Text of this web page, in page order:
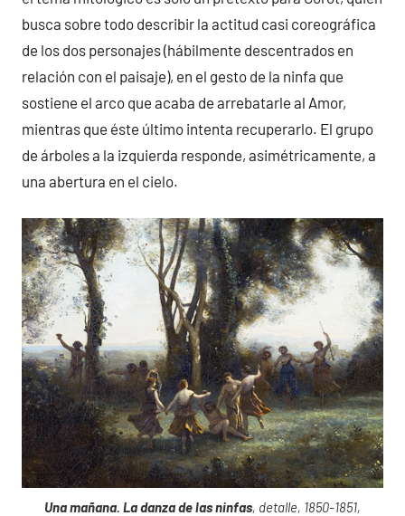
busca sobre todo describir la actitud casi coreográfica
de los dos personajes (hábilmente descentrados en
relación con el paisaje), en el gesto de la ninfa que
sostiene el arco que acaba de arrebatarle al Amor,
mientras que éste último intenta recuperarlo. El grupo
de árboles a la izquierda responde, asimétricamente, a
una abertura en el cielo.
Una mañana. La danza de las ninfas, detalle, 1850-1851,